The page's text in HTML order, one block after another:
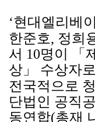
‘현대엘리베
한준호, 정희
서 10명이 「 제
상 」 수상자
전국적으로
단법인 공직
동연합(총재